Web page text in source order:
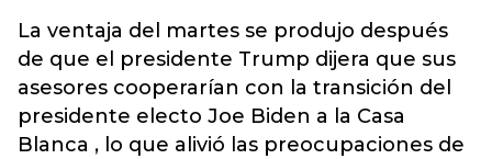
La ventaja del martes se produjo después
de que el presidente Trump dijera que sus
asesores cooperarían con la transición del
presidente electo Joe Biden a la Casa
Blanca , lo que alivió las preocupaciones de